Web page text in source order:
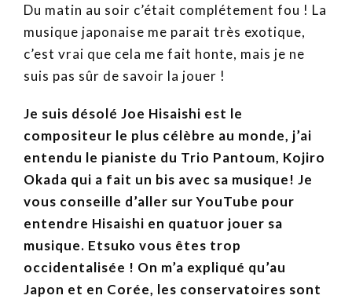
Du matin au soir c’était complétement fou ! La
musique japonaise me parait très exotique,
c’est vrai que cela me fait honte, mais je ne
suis pas sûr de savoir la jouer !
Je suis désolé Joe Hisaishi est le
compositeur le plus célèbre au monde, j’ai
entendu le pianiste du Trio Pantoum, Kojiro
Okada qui a fait un bis avec sa musique! Je
vous conseille d’aller sur YouTube pour
entendre Hisaishi en quatuor jouer sa
musique. Etsuko vous êtes trop
occidentalisée ! On m’a expliqué qu’au
Japon et en Corée, les conservatoires sont